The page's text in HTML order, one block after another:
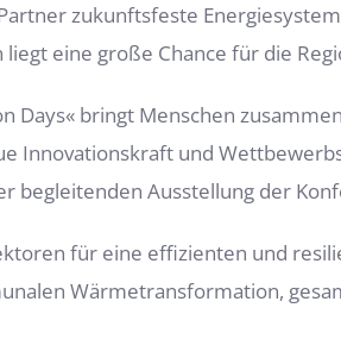
zukunftsfeste
eine große Chance für die
Days« bringt Menschen
Innovationskraft und
begleitenden Ausstellung der
für eine effizienten und
Wärmetransformation,